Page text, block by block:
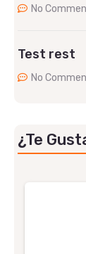
No
Test rest
No
¿Te